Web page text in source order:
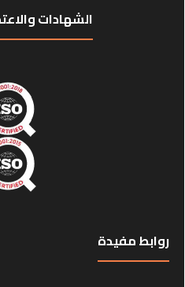
الشهادات
روابط مفيدة